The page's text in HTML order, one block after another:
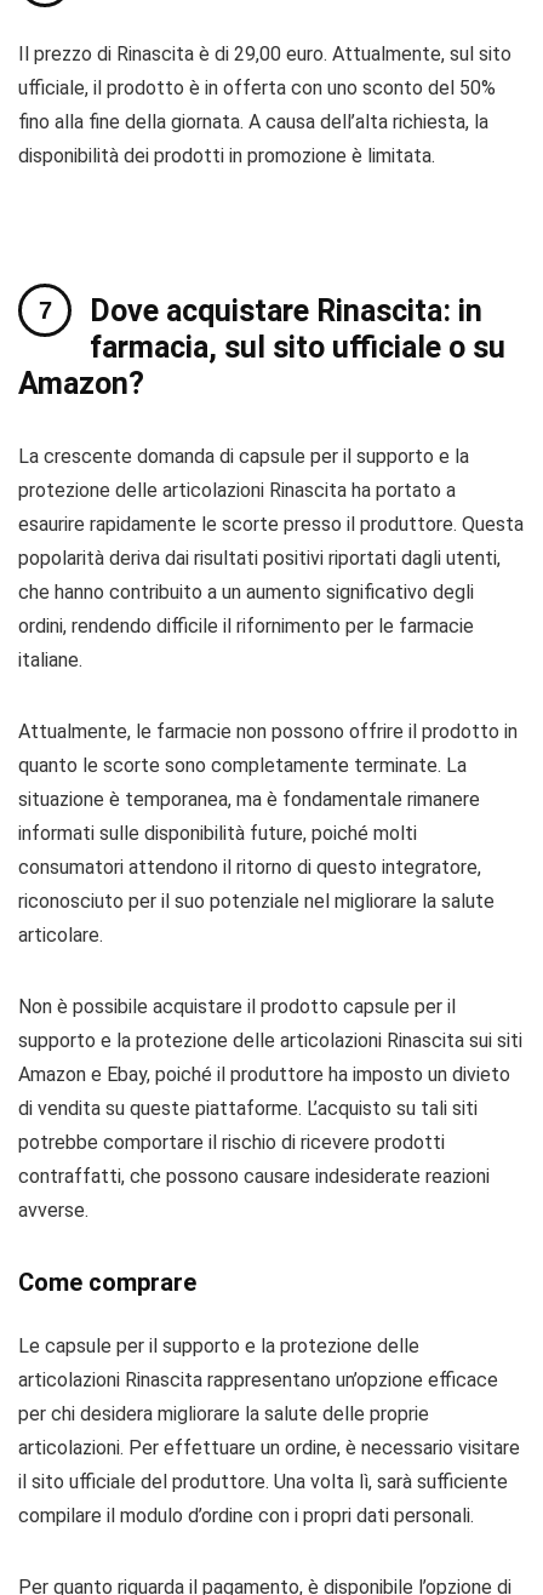
Il prezzo di Rinascita è di 29,00 euro. Attualmente, sul sito
ufficiale, il prodotto è in offerta con uno sconto del 50%
fino alla fine della giornata. A causa dell’alta richiesta, la
disponibilità dei prodotti in promozione è limitata.
Dove acquistare Rinascita: in
farmacia, sul sito ufficiale o su
Amazon?
La crescente domanda di capsule per il supporto e la
protezione delle articolazioni Rinascita ha portato a
esaurire rapidamente le scorte presso il produttore. Questa
popolarità deriva dai risultati positivi riportati dagli utenti,
che hanno contribuito a un aumento significativo degli
ordini, rendendo difficile il rifornimento per le farmacie
italiane.
Attualmente, le farmacie non possono offrire il prodotto in
quanto le scorte sono completamente terminate. La
situazione è temporanea, ma è fondamentale rimanere
informati sulle disponibilità future, poiché molti
consumatori attendono il ritorno di questo integratore,
riconosciuto per il suo potenziale nel migliorare la salute
articolare.
Non è possibile acquistare il prodotto capsule per il
supporto e la protezione delle articolazioni Rinascita sui siti
Amazon e Ebay, poiché il produttore ha imposto un divieto
di vendita su queste piattaforme. L’acquisto su tali siti
potrebbe comportare il rischio di ricevere prodotti
contraffatti, che possono causare indesiderate reazioni
avverse.
Come comprare
Le capsule per il supporto e la protezione delle
articolazioni Rinascita rappresentano un’opzione efficace
per chi desidera migliorare la salute delle proprie
articolazioni. Per effettuare un ordine, è necessario visitare
il sito ufficiale del produttore. Una volta lì, sarà sufficiente
compilare il modulo d’ordine con i propri dati personali.
Per quanto riguarda il pagamento, è disponibile l’opzione di